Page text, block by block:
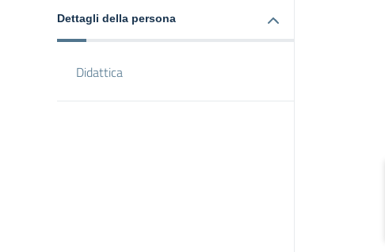
Dettagli della persona
Didattica